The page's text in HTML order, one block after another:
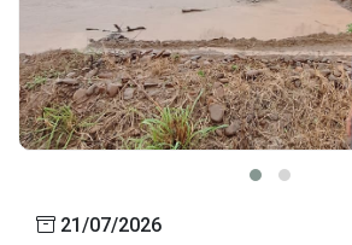
21/07/2026